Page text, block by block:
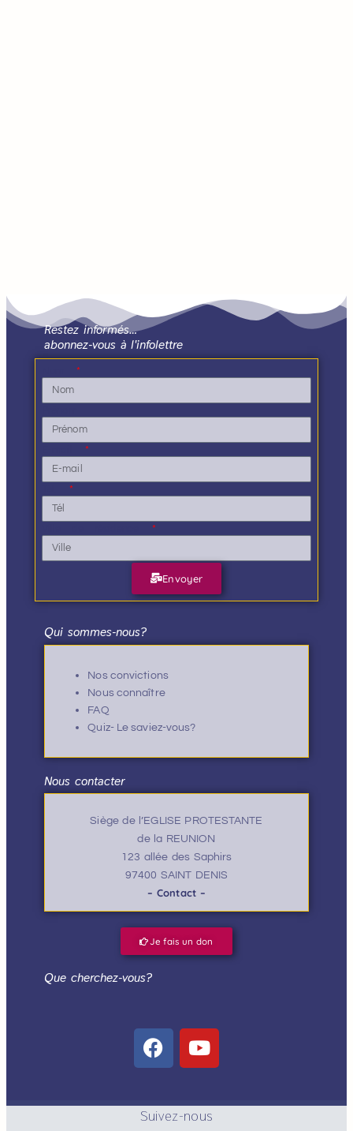
Restez informés…
abonnez-vous à l'infolettre
Envoyer
Qui sommes-nous?
Nos convictions
Nous connaître
FAQ
Quiz- Le saviez-vous?
Nous contacter
Siège de l’EGLISE PROTESTANTE
de la REUNION
123 allée des Saphirs
97400 SAINT DENIS
– Contact –
Je fais un don
Que cherchez-vous?
Suivez-nous